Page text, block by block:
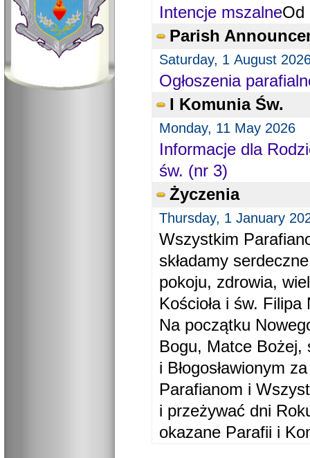
Intencje mszalneOd
Parish
Saturday, 1 August
Ogłoszenia
I Komunia Św.
Monday, 11 May 2026
Informacje dla
św. (nr 3)
Życzenia
Thursday, 1 January
Wszystkim
składamy
pokoju, zdrowia,
Kościoła i św. Filipa
Na początku
Bogu, Matce Bożej,
i Błogosławionym
Parafianom i
i przeżywać dni
okazane Parafii i